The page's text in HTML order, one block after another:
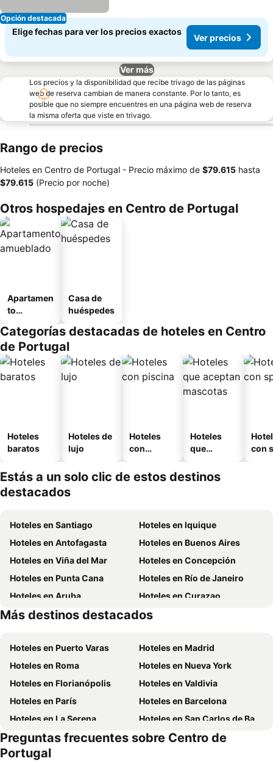
Opción destacada
Elige fechas para ver los precios exactos
Ver precios
Ver más
Los precios y la disponibilidad que recibe trivago de las páginas
web de reserva cambian de manera constante. Por lo tanto, es
posible que no siempre encuentres en una página web de reserva
la misma oferta que viste en trivago.
Rango de precios
Hoteles en Centro de Portugal - Precio máximo de ‎$79.615 hasta
‎$79.615 (Precio por noche)
Otros hospedajes en Centro de Portugal
Apartamen
to
o
Casa de
huéspedes
Categorías destacadas de hoteles en Centro
de Portugal
Hoteles
baratos
Hoteles de
lujo
Hoteles
con
Hoteles
que
mascotas
con
Estás a un solo clic de estos destinos
destacados
Hoteles en Santiago
Hoteles en Iquique
Hoteles en Antofagasta
Hoteles en Buenos Aires
Hoteles en Viña del Mar
Hoteles en Concepción
Hoteles en Punta Cana
Hoteles en Río de Janeiro
Hoteles en Aruba
Hoteles en Curazao
Hoteles en Brasil
Hoteles en Isla de Pascua
Más destinos destacados
Hoteles en Puerto Varas
Hoteles en Madrid
Hoteles en Roma
Hoteles en Nueva York
Hoteles en Florianópolis
Hoteles en Valdivia
Hoteles en París
Hoteles en Barcelona
Hoteles en La Serena
Hoteles en San Carlos de Bariloche
Hoteles en Miami Beach
Hoteles en Pucón
Hoteles en Temuco
Preguntas frecuentes sobre Centro de
Portugal